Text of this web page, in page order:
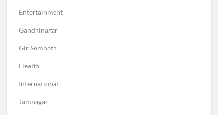
Entertainment
Gandhinagar
Gir Somnath
Health
International
Jamnagar